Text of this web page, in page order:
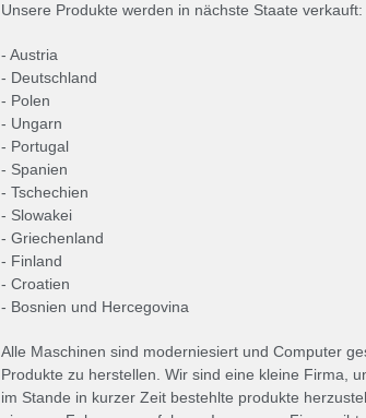
Unsere Produkte werden in nächste Staate verkauft:
- Austria
- Deutschland
- Polen
- Ungarn
- Portugal
- Spanien
- Tschechien
- Slowakei
- Griechenland
- Finland
- Croatien
- Bosnien und Hercegovina
Alle Maschinen sind moderniesiert und Computer
Produkte zu herstellen. Wir sind eine kleine Firma,
im Stande in kurzer Zeit bestehlte produkte